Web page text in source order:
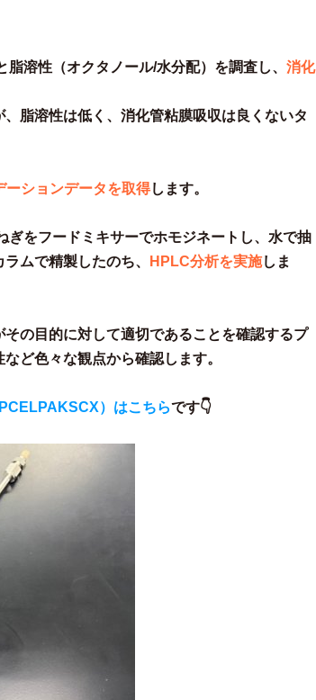
溶性（オクタノール/水分配）を調査し、 消化
脂溶性は低く、消化管粘膜吸収は良くないタ
ーションデータを取得します。
ぎをフードミキサーでホモジネートし、水で抽
ムで精製したのち、
HPLC分析を実施しま
の目的に対して適切であることを確認するプ
ど色々な観点から確認します。
）はこちらです👇